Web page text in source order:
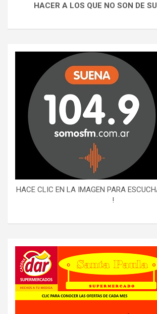
HACER A LOS QUE NO SON DE
HACE CLIC EN LA IMAGEN PARA
!